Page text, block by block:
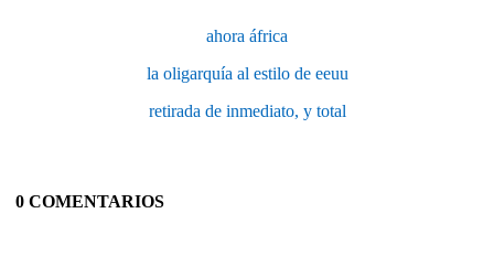
ahora áfrica
la oligarquía al estilo de eeuu
retirada de inmediato, y total
0 COMENTARIOS